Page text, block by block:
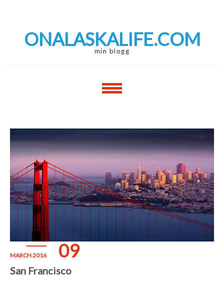
ONALASKALIFE.COM
min blogg
MARCH 2016 09
San Francisco